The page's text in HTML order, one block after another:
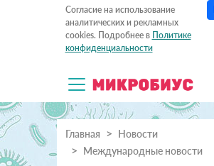
Согласие на использование
аналитических и рекламных
cookies. Подробнее в Политике
конфиденциальности
Главная
Новости
Международные новости